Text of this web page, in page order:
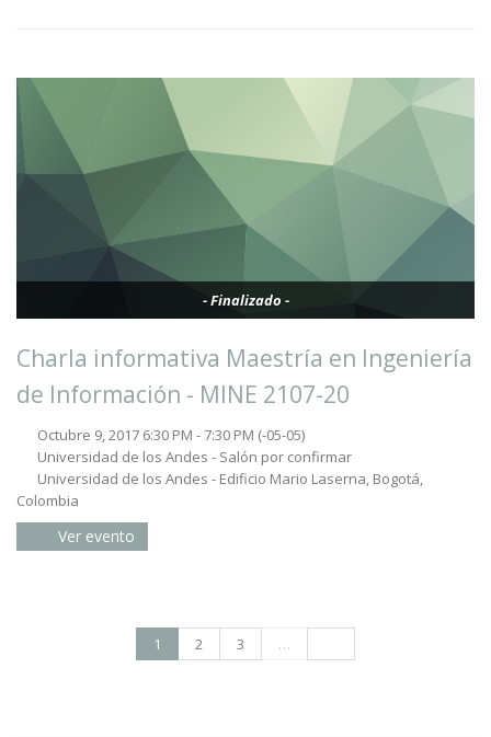
- Finalizado -
Charla informativa Maestría en Ingeniería
de Información - MINE 2107-20
Octubre 9, 2017 6:30 PM - 7:30 PM (-05-05)
Universidad de los Andes - Salón por confirmar
Universidad de los Andes - Edificio Mario Laserna, Bogotá,
Colombia
Ver evento
1 2 3 …